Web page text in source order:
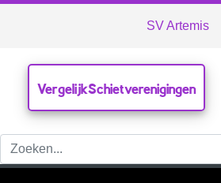
SV Artemis
VergelijkSchietverenigingen